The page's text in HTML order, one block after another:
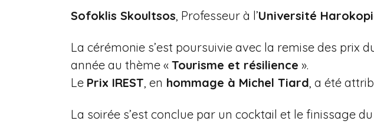
Sofoklis Skoultsos, Professeur à l’Université
La cérémonie s’est poursuivie avec la remise des prix
année au thème « Tourisme et résilience ».
Le Prix IREST, en hommage à Michel Tiard, a été
La soirée s’est conclue par un cocktail et le finissage